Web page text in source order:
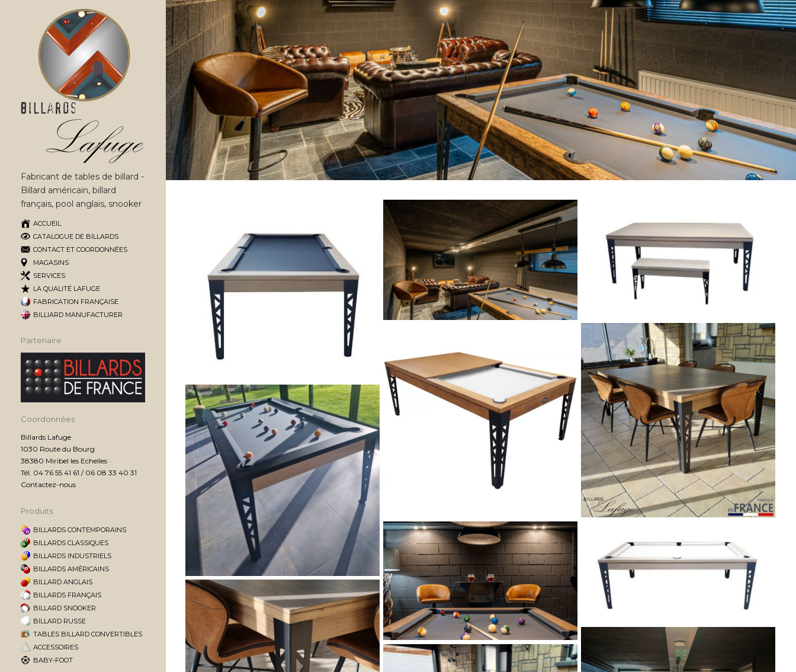
Fabricant de tables de billard -
Billard américain, billard
français, pool anglais, snooker
ACCUEIL
CATALOGUE DE BILLARDS
CONTACT ET COORDONNÉES
MAGASINS
SERVICES
LA QUALITÉ LAFUGE
FABRICATION FRANÇAISE
BILLIARD MANUFACTURER
Partenaire
Coordonnées
Billards Lafuge
1030 Route du Bourg
38380 Miribel les Echelles
Tél. 04 76 55 41 61 / 06 08 33 40 31
Contactez-nous
Produits
BILLARDS CONTEMPORAINS
BILLARDS CLASSIQUES
BILLARDS INDUSTRIELS
BILLARDS AMÉRICAINS
BILLARD ANGLAIS
BILLARDS FRANÇAIS
BILLARD SNOOKER
BILLARD RUSSE
TABLES BILLARD CONVERTIBLES
ACCESSOIRES
BABY-FOOT